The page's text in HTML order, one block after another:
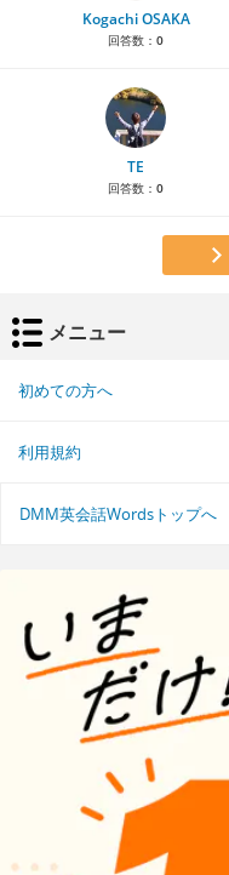
Kogachi OSAKA
回答数： 0
TE
回答数： 0
メニュー
初めての方へ
利用規約
DMM英会話Wordsトップへ